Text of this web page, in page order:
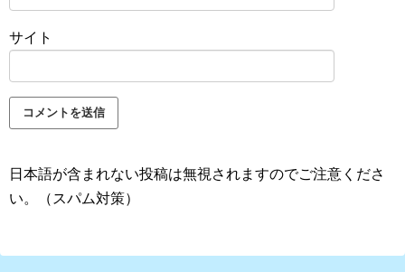
サイト
日本語が含まれない投稿は無視されますのでご注意くださ
い。（スパム対策）